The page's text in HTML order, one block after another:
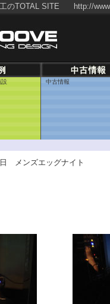
のTOTAL SITE http://
中古情報
メンズエッグナイト